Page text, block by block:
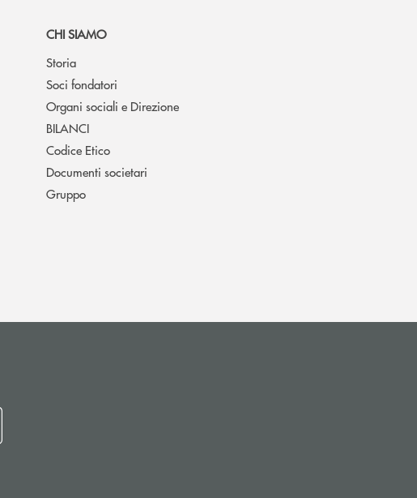
CHI SIAMO
Storia
Soci fondatori
Organi sociali e Direzione
BILANCI
Codice Etico
Documenti societari
Gruppo